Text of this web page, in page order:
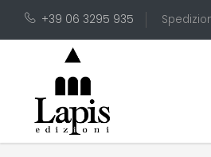
+39 06 3295 935